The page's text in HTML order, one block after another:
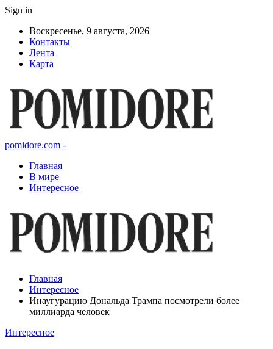
Sign in
Воскресенье, 9 августа, 2026
Контакты
Лента
Карта
pomidore.com -
Главная
В мире
Интересное
Главная
Интересное
Инаугурацию Дональда Трампа посмотрели более
миллиарда человек
Интересное